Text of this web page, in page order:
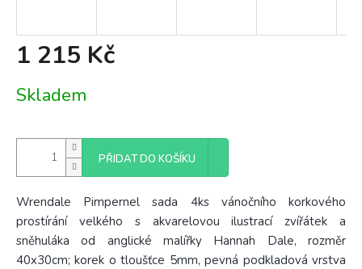
1 215 Kč
cena:
Skladem
PŘIDAT DO KOŠÍKU
Wrendale Pimpernel sada 4ks vánočního korkového
prostírání velkého s akvarelovou ilustrací zvířátek a
sněhuláka od anglické malířky Hannah Dale, rozměr
40x30cm; korek o tloušťce 5mm, pevná podkladová vrstva